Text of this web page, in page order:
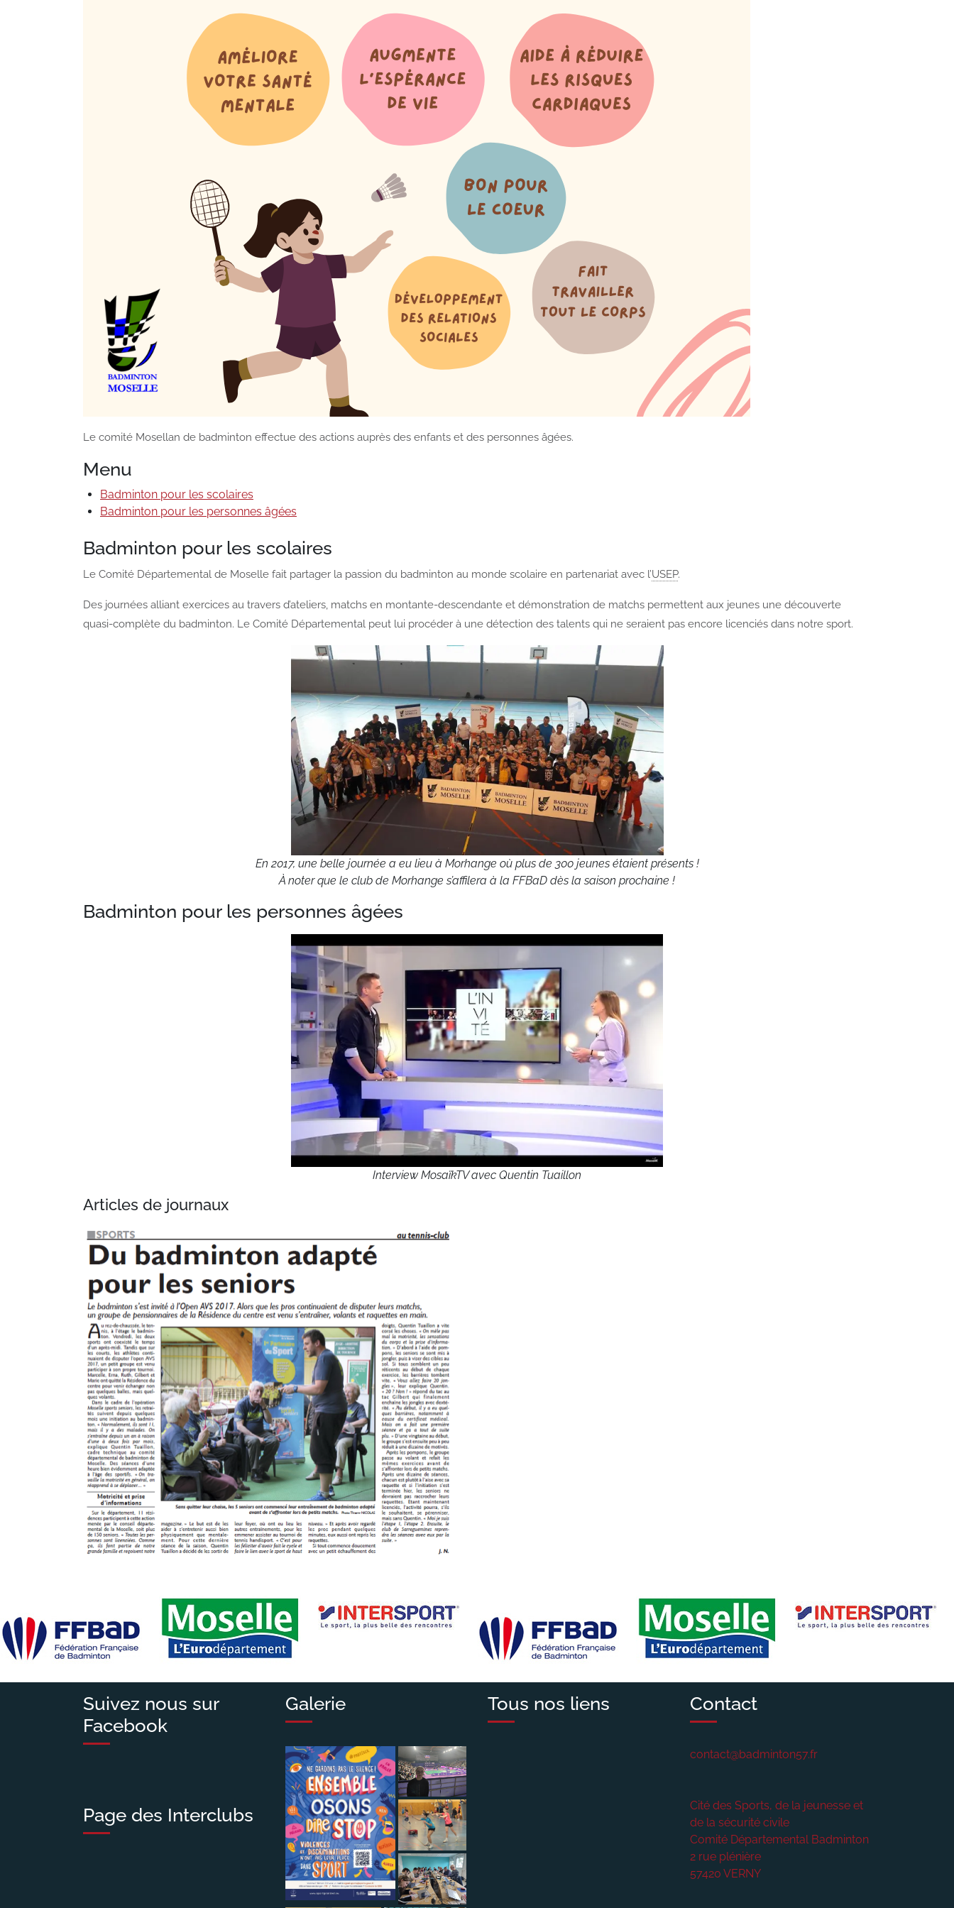
Le comité Mosellan de badminton effectue des actions auprès des enfants et des personnes âgées.
Menu
Badminton pour les scolaires
Badminton pour les personnes âgées
Badminton pour les scolaires
Le Comité Départemental de Moselle fait partager la passion du badminton au monde scolaire en partenariat avec l’USEP.
Des journées alliant exercices au travers d’ateliers, matchs en montante-descendante et démonstration de matchs permettent aux jeunes une découverte
quasi-complète du badminton. Le Comité Départemental peut lui procéder à une détection des talents qui ne seraient pas encore licenciés dans notre sport.
En 2017, une belle journée a eu lieu à Morhange où plus de 300 jeunes étaient présents !
À noter que le club de Morhange s’affilera à la FFBaD dès la saison prochaine !
Badminton pour les personnes âgées
Interview MosaïkTV avec Quentin Tuaillon
Articles de journaux
Suivez nous sur
Facebook
Page des Interclubs
Galerie Tous nos liens Contact
contact@badminton57.fr
Cité des Sports, de la jeunesse et
de la sécurité civile
Comité Départemental Badminton
2 rue plénière
57420 VERNY